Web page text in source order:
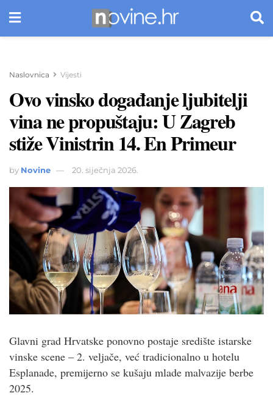
Naslovnica Vijesti
Ovo vinsko događanje ljubitelji
vina ne propuštaju: U Zagreb
stiže Vinistrin 14. En Primeur
by Novine 20. siječnja 2026.
Glavni grad Hrvatske ponovno postaje središte istarske
vinske scene – 2. veljače, već tradicionalno u hotelu
Esplanade, premijerno se kušaju mlade malvazije berbe
2025.